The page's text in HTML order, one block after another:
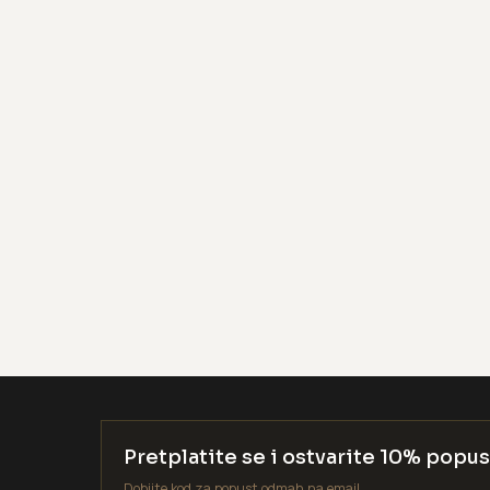
Pretplatite se i ostvarite 10%